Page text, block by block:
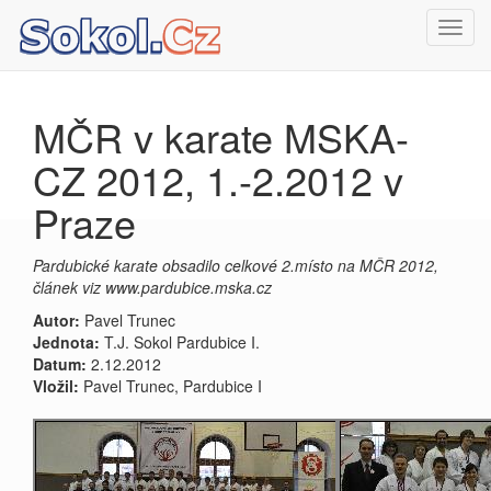
MČR v karate MSKA-
CZ 2012, 1.-2.2012 v
Praze
Pardubické karate obsadilo celkové 2.místo na MČR 2012,
článek viz www.pardubice.mska.cz
Autor: Pavel Trunec
Jednota: T.J. Sokol Pardubice I.
Datum: 2.12.2012
Vložil: Pavel Trunec, Pardubice I